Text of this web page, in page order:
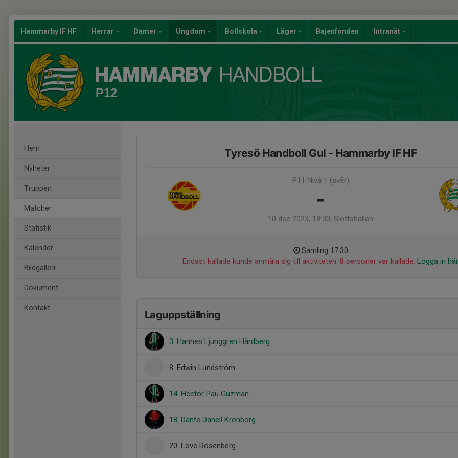
Hammarby IF HF Herrar Damer Ungdom Bollskola Läger Bajenfonden Intranät
P12
Hem
Nyheter
Truppen
Matcher
Statistik
Kalender
Bildgalleri
Dokument
Kontakt
Tyresö Handboll Gul - Hammarby IF HF
P11 Nivå 1 (svår)
-
10 dec 2023, 18:30, Slottshallen
Samling 17:30
Endast kallade kunde anmäla sig till aktiviteten. 8 personer var kallade. Logga in här
Laguppställning
3. Hannes Ljunggren Hårdberg
8. Edwin Lundström
14. Hector Pau Guzman
18. Dante Danell Kronborg
20. Love Rosenberg